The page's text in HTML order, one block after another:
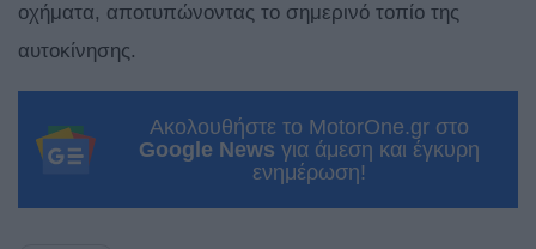
οχήματα, αποτυπώνοντας το σημερινό τοπίο της
αυτοκίνησης.
Ακολουθήστε το MotorOne.gr στο
Google News για άμεση και έγκυρη
ενημέρωση!